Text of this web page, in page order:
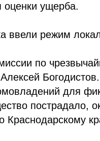
оценки ущерба.
ввели режим
по
для
пострадало,